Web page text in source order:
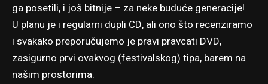
ga posetili, i još bitnije – za neke buduće generacije!
U planu je i regularni dupli CD, ali ono što recenziramo
i svakako preporučujemo je pravi pravcati DVD,
zasigurno prvi ovakvog (festivalskog) tipa, barem na
našim prostorima.